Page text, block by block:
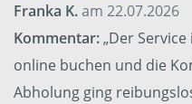
Franka K.am 22.07.2026
Kommentar:„Der
online buchen und die
Abholung ging